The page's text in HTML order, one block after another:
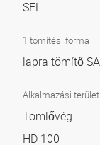
SFL
1 tömítési forma
lapra tömítő
Alkalmazási terület
Tömlővég
HD 100